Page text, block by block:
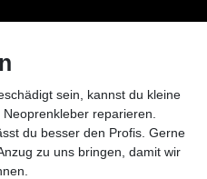
sein, kannst du kleine
reparieren.
du besser den Profis. Gerne
zu uns bringen, damit wir